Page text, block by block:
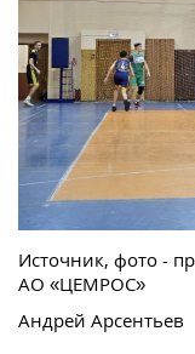
Источник, фото -
АО «ЦЕМРОС»
Андрей Арсентьев